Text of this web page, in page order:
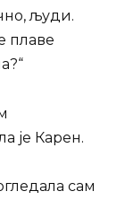
људи.
плаве
је Карен.
сам